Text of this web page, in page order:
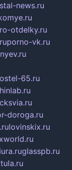
news.ru
otdelky.ru
porno-vk.ru
65.ru
doroga.ru
lovinskix.ru
glasspb.ru